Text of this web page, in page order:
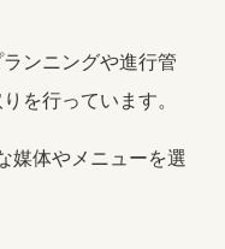
ンニングや進行管
を行っています。
媒体やメニューを選